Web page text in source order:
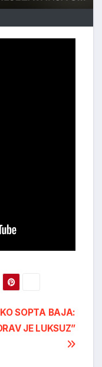
SOPTA BAJA:
JE LUKSUZ”